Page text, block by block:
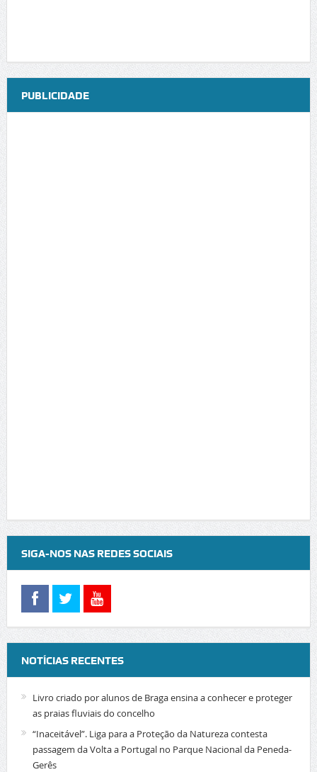
PUBLICIDADE
SIGA-NOS NAS REDES SOCIAIS
NOTÍCIAS RECENTES
Livro criado por alunos de Braga ensina a conhecer e proteger
as praias fluviais do concelho
“Inaceitável”. Liga para a Proteção da Natureza contesta
passagem da Volta a Portugal no Parque Nacional da Peneda-
Gerês